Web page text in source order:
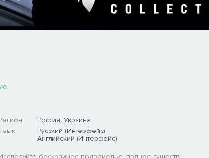
Россия, Украина
Русский (Интерфейс)
Английский (Интерфейс)
бескрайнее подземелье, полное существ,